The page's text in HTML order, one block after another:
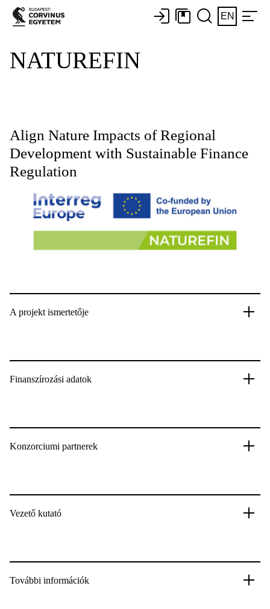
EN
NATUREFIN
Align Nature Impacts of Regional
Development with Sustainable Finance
Regulation
A projekt ismertetője
Finanszírozási adatok
Konzorciumi partnerek
Vezető kutató
További információk